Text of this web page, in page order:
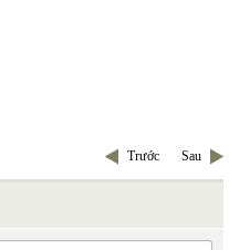
Trước Sau